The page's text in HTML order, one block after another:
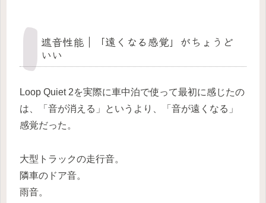
遮音性能｜「遠くなる感覚」がちょうど
いい
Loop Quiet 2を実際に車中泊で使って最初に感じたの
は、「音が消える」というより、「音が遠くなる」
感覚だった。
大型トラックの走行音。
隣車のドア音。
雨音。